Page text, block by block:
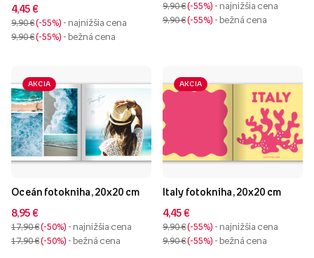
4,45 €
9,90 € -55% - najnižšia cena
9,90 € -55% - bežná cena
9,90 € -55% - najnižšia cena
9,90 € -55% - bežná cena
AKCIA
Oceán fotokniha, 20x20 cm
8,95 €
17,90 € -50% - najnižšia cena
17,90 € -50% - bežná cena
AKCIA
Italy fotokniha, 20x20 cm
4,45 €
9,90 € -55% - najnižšia cena
9,90 € -55% - bežná cena